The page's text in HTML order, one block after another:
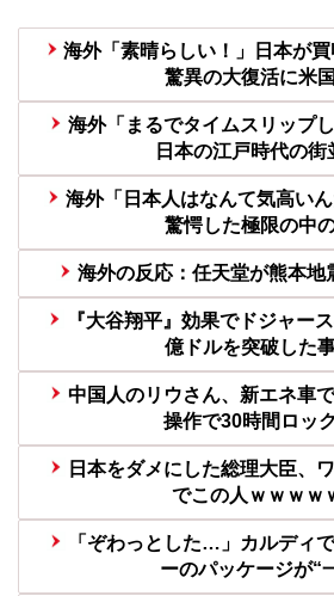
海外「素晴らしい！」日本が
驚異の大復活に米
海外「まるでタイムスリップ
日本の江戸時代の街
海外「日本人はなんて気高い
驚愕した極限の中
海外の反応：任天堂が熊本地
『大谷翔平』効果でドジャー
億ドルを突破した
中国人のリウさん、新エネ車
操作で30時間ロッ
日本をダメにした総理大臣、
でこの人ｗｗｗｗ
「ぞわっとした…」カルディ
ーのパッケージが“